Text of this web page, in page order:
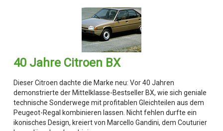
40 Jahre Citroen BX
Dieser Citroen dachte die Marke neu: Vor 40 Jahren
demonstrierte der Mittelklasse-Bestseller BX, wie sich geniale
technische Sonderwege mit profitablen Gleichteilen aus dem
Peugeot-Regal kombinieren lassen. Nicht fehlen durfte ein
ikonisches Design, kreiert von Marcello Gandini, dem Couturier